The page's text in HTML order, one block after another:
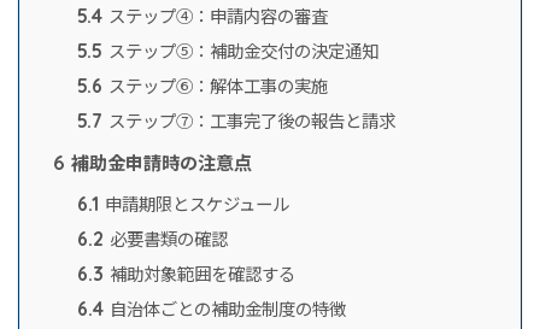
5.4 ステップ④：申請内容の審査
5.5 ステップ⑤：補助金交付の決定通知
5.6 ステップ⑥：解体工事の実施
5.7 ステップ⑦：工事完了後の報告と請求
6 補助金申請時の注意点
6.1 申請期限とスケジュール
6.2 必要書類の確認
6.3 補助対象範囲を確認する
6.4 自治体ごとの補助金制度の特徴